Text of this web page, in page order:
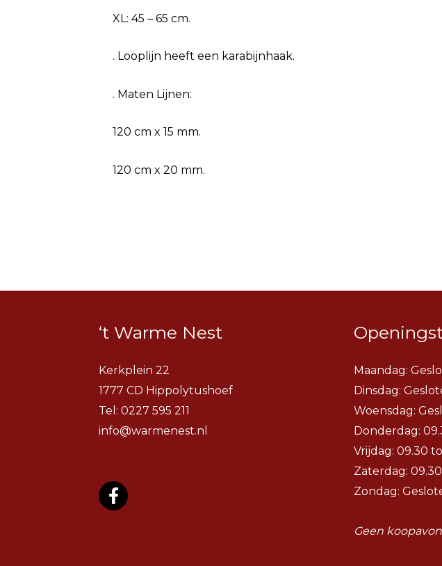
XL: 45 – 65 cm.
. Looplijn heeft een karabijnhaak.
. Maten Lijnen:
120 cm x 15 mm.
120 cm x 20 mm.
‘t Warme Nest
Kerkplein 22
1777 CD Hippolytushoef
Tel: 0227 595 211
info@warmenest.nl
Maandag:
Dinsdag:
Woensdag:
Donderdag:
Vrijdag: 09.30
Zaterdag:
Zondag:
Geen